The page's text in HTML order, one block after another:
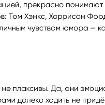
прекрасно понимают
Том Хэнкс, Харрисон
чувством юмора —
плаксивы. Да, они
далеко ходить не